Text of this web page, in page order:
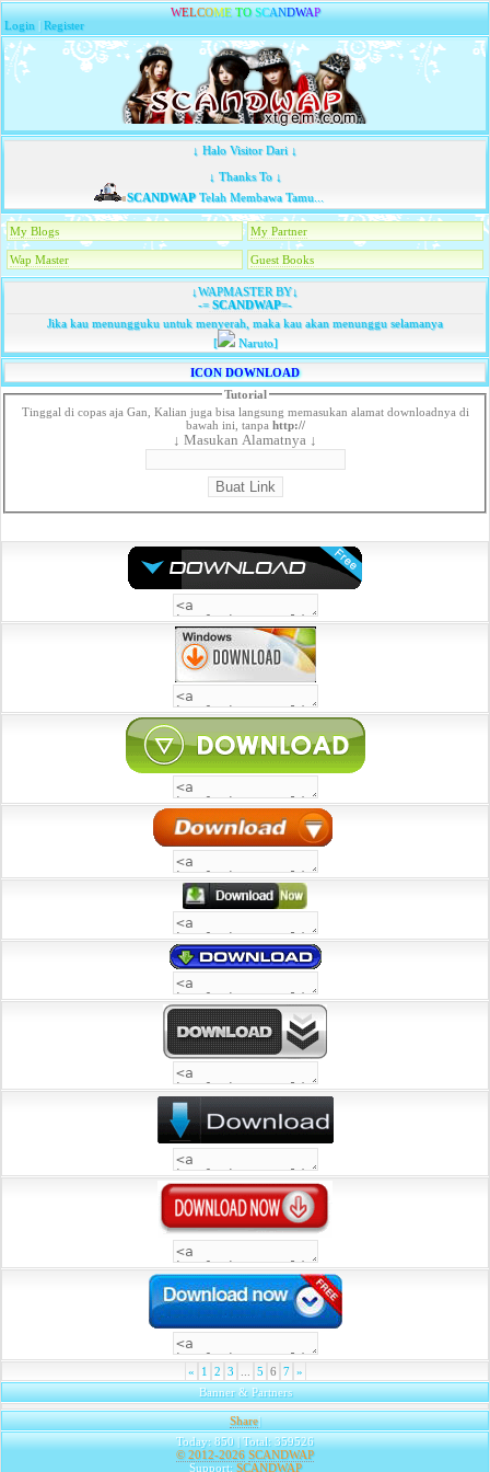
WELCOME TO SCANDWAP
Login |Register
↓ Halo Visitor Dari ↓
↓ Thanks To ↓
SCANDWAPTelah Membawa Tamu...
My Blogs My Partner
Wap Master Guest Books
↓WAPMASTER BY↓
-=SCANDWAP=-
Jika kau menungguku untuk menyerah, maka kau akan menunggu selamanya
[
Naruto]
ICON DOWNLOAD
Tutorial
Tinggal di copas aja Gan, Kalian juga bisa langsung memasukan alamat downloadnya di
bawah ini, tanpa http://
↓ Masukan Alamatnya ↓
« 1 2 3 5 6 7 »
Banner & Partners
Share|
Today: 850 | Total: 359526
© 2012-2026 SCANDWAP
Support: SCANDWAP